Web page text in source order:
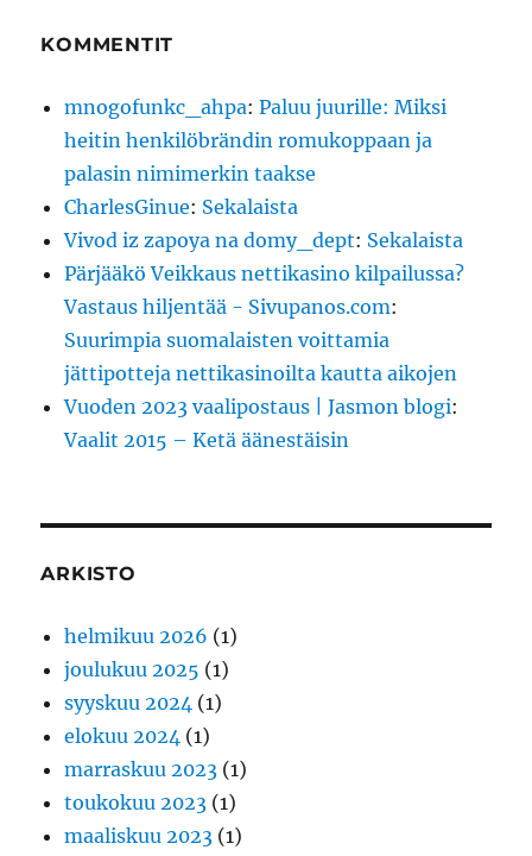
KOMMENTIT
mnogofunkc_ahpa:Paluu juurille: Miksi
heitin henkilöbrändin romukoppaan ja
palasin nimimerkin taakse
CharlesGinue: Sekalaista
Vivod iz zapoya na domy_dept: Sekalaista
Pärjääkö Veikkaus nettikasino kilpailussa?
Vastaus hiljentää - Sivupanos.com:
Suurimpia suomalaisten voittamia
jättipotteja nettikasinoilta kautta aikojen
Vuoden 2023 vaalipostaus | Jasmon blogi:
Vaalit 2015 – Ketä äänestäisin
ARKISTO
helmikuu 2026 (1)
joulukuu 2025 (1)
syyskuu 2024 (1)
elokuu 2024 (1)
marraskuu 2023 (1)
toukokuu 2023 (1)
maaliskuu 2023 (1)